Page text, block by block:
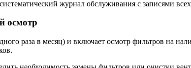
журнал обслуживания с записями
осмотр
раза в месяц) и включает осмотр фильтров на